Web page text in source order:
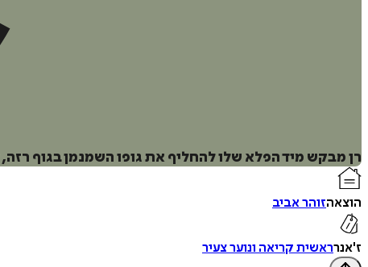
רן מבקש מיד הפלא שלו להחליף את גופו השמנמן בגוף
הוצאהזוהר אביב
ז'אנרראשית קריאה ונוער צעיר